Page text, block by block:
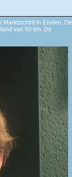
Marktzichtrit in Eisden. De
van 50 km. De